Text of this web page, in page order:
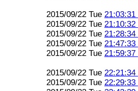
2015/09/22 Tue 21:03:31
2015/09/22 Tue 21:10:32
2015/09/22 Tue 21:28:34
2015/09/22 Tue 21:47:33
2015/09/22 Tue 21:59:37
2015/09/22 Tue 22:21:34
2015/09/22 Tue 22:29:33